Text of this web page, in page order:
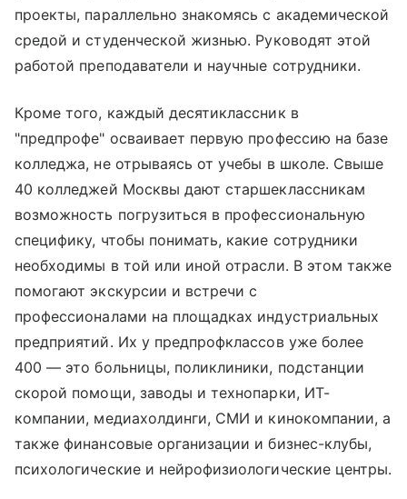
проекты, параллельно знакомясь с академической
средой и студенческой жизнью. Руководят этой
работой преподаватели и научные сотрудники.
Кроме того, каждый десятиклассник в
"предпрофе" осваивает первую профессию на базе
колледжа, не отрываясь от учебы в школе. Свыше
40 колледжей Москвы дают старшеклассникам
возможность погрузиться в профессиональную
специфику, чтобы понимать, какие сотрудники
необходимы в той или иной отрасли. В этом также
помогают экскурсии и встречи с
профессионалами на площадках индустриальных
предприятий. Их у предпрофклассов уже более
400 ― это больницы, поликлиники, подстанции
скорой помощи, заводы и технопарки, ИТ-
компании, медиахолдинги, СМИ и кинокомпании, а
также финансовые организации и бизнес-клубы,
психологические и нейрофизиологические центры.